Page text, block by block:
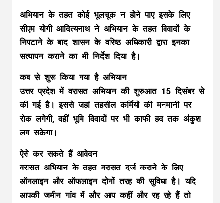
अभियान के तहत कोई भूलचूक न होने पाए इसके लिए
सीएम योगी आदित्यनाथ ने अभियान के तहत विवादों के
निपटाने के बाद शासन के वरिष्ठ अधिकारी द्वारा इनका
सत्यापन कराने का भी निर्देश दिया है।
कब से शुरू किया गया है अभियान
उत्तर प्रदेश में वरासत अभियान की शुरुआत 15 दिसंबर से
की गई है। इससे जहां तहसील कर्मियों की मनमानी पर
रोक लगेगी, वहीं भूमि विवादों पर भी काफी हद तक अंकुश
लग सकेगा।
ऐसे कर सकते हैं आवेदन
वरासत अभियान के तहत वरासत दर्ज कराने के लिए
ऑनलाइन और ऑफलाइन दोनों तरह की सुविधा है। यदि
आपकी जमीन गांव में और आप कहीं और रह रहे हैं तो